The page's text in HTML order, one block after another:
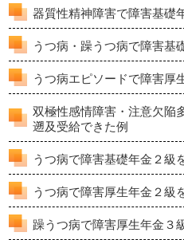
器質性精神障害で障害基礎
うつ病・躁うつ病で障害基
うつ病エピソードで障害厚
双極性感情障害・注意欠陥
遡及受給できた例
うつ病で障害基礎年金２級
うつ病で障害厚生年金２級
躁うつ病で障害厚生年金３